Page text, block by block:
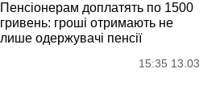
Пенсіонерам доплатять по 1500
гривень: гроші отримають не
лише одержувачі пенсії
15:35 13.03